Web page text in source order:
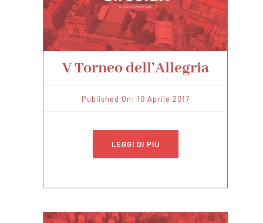
V Torneo dell’Allegria
Published On: 10 Aprile 2017
LEGGI DI PIÙ